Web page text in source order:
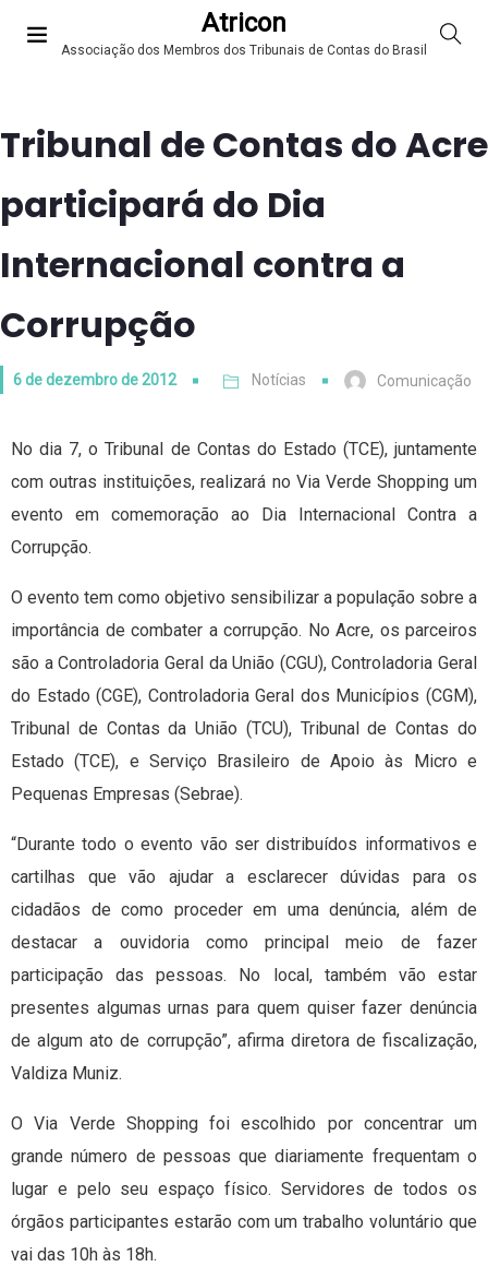
Atricon
Associação dos Membros dos Tribunais de Contas do Brasil
Tribunal de Contas do Acre
participará do Dia
Internacional contra a
Corrupção
6 de dezembro de 2012 Notícias Comunicação
No dia 7, o Tribunal de Contas do Estado (TCE), juntamente
com outras instituições, realizará no Via Verde Shopping um
evento em comemoração ao Dia Internacional Contra a
Corrupção.
O evento tem como objetivo sensibilizar a população sobre a
importância de combater a corrupção. No Acre, os parceiros
são a Controladoria Geral da União (CGU), Controladoria Geral
do Estado (CGE), Controladoria Geral dos Municípios (CGM),
Tribunal de Contas da União (TCU), Tribunal de Contas do
Estado (TCE), e Serviço Brasileiro de Apoio às Micro e
Pequenas Empresas (Sebrae).
“Durante todo o evento vão ser distribuídos informativos e
cartilhas que vão ajudar a esclarecer dúvidas para os
cidadãos de como proceder em uma denúncia, além de
destacar a ouvidoria como principal meio de fazer
participação das pessoas. No local, também vão estar
presentes algumas urnas para quem quiser fazer denúncia
de algum ato de corrupção”, afirma diretora de fiscalização,
Valdiza Muniz.
O Via Verde Shopping foi escolhido por concentrar um
grande número de pessoas que diariamente frequentam o
lugar e pelo seu espaço físico. Servidores de todos os
órgãos participantes estarão com um trabalho voluntário que
vai das 10h às 18h.